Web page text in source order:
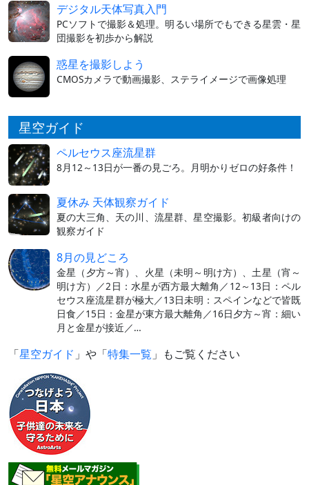
デジタル天体写真入門
PCソフトで撮影＆処理。明るい場所でもできる星雲・星
団撮影を初歩から解説
惑星を撮影しよう
CMOSカメラで動画撮影、ステライメージで画像処理
星空ガイド
ペルセウス座流星群
8月12～13日が一番の見ごろ。月明かりゼロの好条件！
夏休み 天体観察ガイド
夏の大三角、天の川、流星群、星空撮影。初級者向けの
観察ガイド
8月の見どころ
金星（夕方～宵）、火星（未明～明け方）、土星（宵～
明け方）／2日：水星が西方最大離角／12～13日：ペル
セウス座流星群が極大／13日未明：スペインなどで皆既
日食／15日：金星が東方最大離角／16日夕方～宵：細い
月と金星が接近／…
「星空ガイド 」や「特集一覧 」もご覧ください